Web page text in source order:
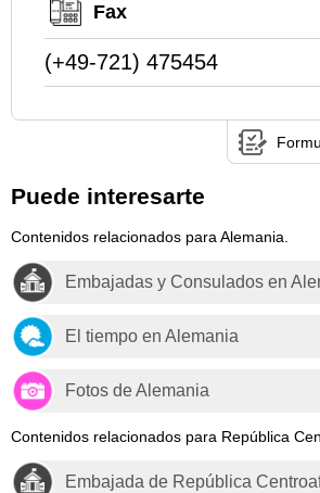
Fax
(+49-721) 475454
Puede interesarte
Contenidos relacionados para Alemania.
Embajadas y Consulados en
El tiempo en Alemania
Fotos de Alemania
Contenidos relacionados para República
Embajada de República